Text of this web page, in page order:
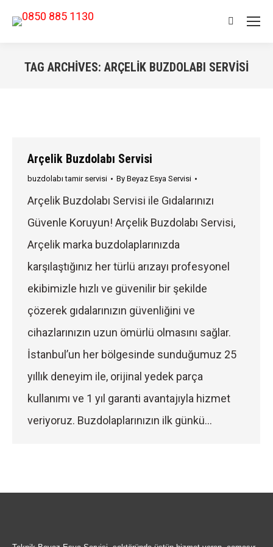
Search:
TAG ARCHIVES: ARÇELIK BUZDOLABI SERVISI
Arçelik Buzdolabı Servisi
buzdolabı tamir servisi By Beyaz Esya Servisi
Arçelik Buzdolabı Servisi ile Gıdalarınızı
Güvenle Koruyun! Arçelik Buzdolabı Servisi,
Arçelik marka buzdolaplarınızda
karşılaştığınız her türlü arızayı profesyonel
ekibimizle hızlı ve güvenilir bir şekilde
çözerek gıdalarınızın güvenliğini ve
cihazlarınızın uzun ömürlü olmasını sağlar.
İstanbul’un her bölgesinde sunduğumuz 25
yıllık deneyim ile, orijinal yedek parça
kullanımı ve 1 yıl garanti avantajıyla hizmet
veriyoruz. Buzdolaplarınızın ilk günkü…